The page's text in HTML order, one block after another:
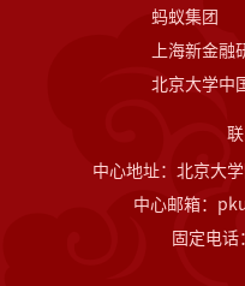
蚂蚁集团
上海新金融
北京大学中
中心地址：北京大
中心邮箱：
固定电